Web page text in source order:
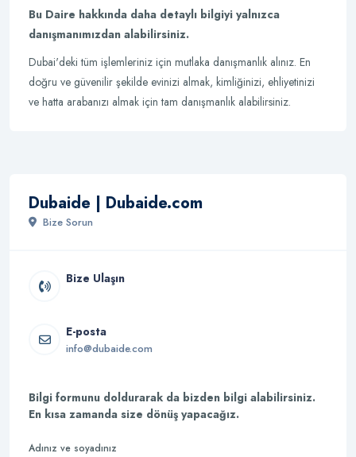
Bu Daire hakkında daha detaylı bilgiyi yalnızca
danışmanımızdan alabilirsiniz.
Dubai'deki tüm işlemleriniz için mutlaka danışmanlık alınız. En
doğru ve güvenilir şekilde evinizi almak, kimliğinizi, ehliyetinizi
ve hatta arabanızı almak için tam danışmanlık alabilirsiniz.
Dubaide | Dubaide.com
Bize Sorun
Bize Ulaşın
E-posta
info@dubaide.com
Bilgi formunu doldurarak da bizden bilgi alabilirsiniz.
En kısa zamanda size dönüş yapacağız.
Adınız ve soyadınız